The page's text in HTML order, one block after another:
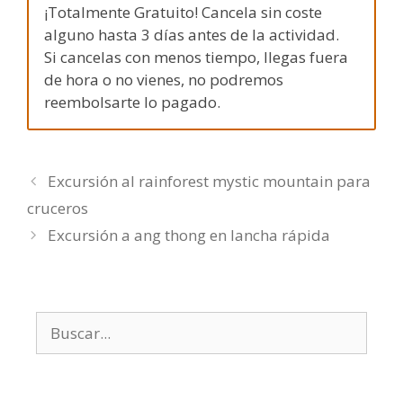
¡Totalmente Gratuito! Cancela sin coste
alguno hasta 3 días antes de la actividad.
Si cancelas con menos tiempo, llegas fuera
de hora o no vienes, no podremos
reembolsarte lo pagado.
Excursión al rainforest mystic mountain para
cruceros
Excursión a ang thong en lancha rápida